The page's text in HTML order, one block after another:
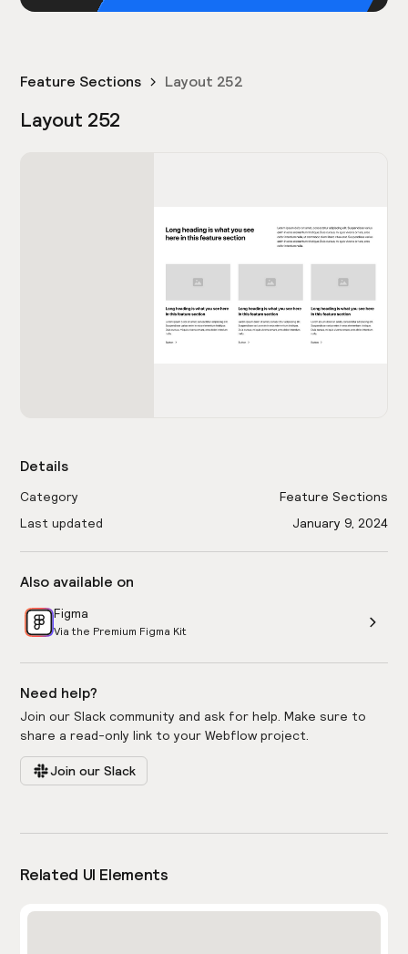
Feature Sections Layout 252
Layout 252
Details
Category
Feature Sections
Last updated
January 9, 2024
Also available on
Figma
Via the Premium Figma Kit
Need help?
Join our Slack community and ask for help. Make sure to
share a read-only link to your Webflow project.
Join our Slack
Related UI Elements